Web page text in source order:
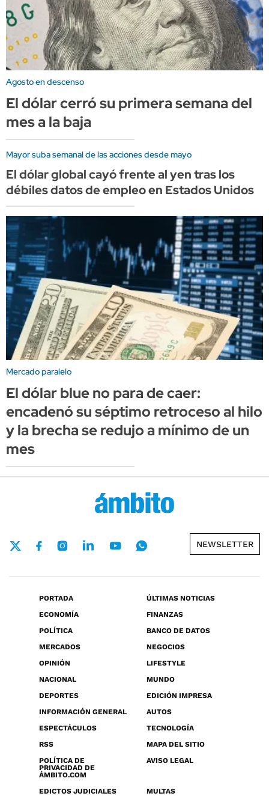
Agosto en descenso
El dólar cerró su primera semana del
mes a la baja
Mayor suba semanal de las acciones desde mayo
El dólar global cayó frente al yen tras los
débiles datos de empleo en Estados Unidos
Mercado paralelo
El dólar blue no para de caer:
encadenó su séptimo retroceso al hilo
y la brecha se redujo a mínimo de un
mes
NEWSLETTER
PORTADA
ÚLTIMAS NOTICIAS
ECONOMÍA
FINANZAS
POLÍTICA
BANCO DE DATOS
MERCADOS
NEGOCIOS
OPINIÓN
LIFESTYLE
NACIONAL
MUNDO
DEPORTES
EDICIÓN IMPRESA
INFORMACIÓN GENERAL
AUTOS
ESPECTÁCULOS
TECNOLOGÍA
RSS
MAPA DEL SITIO
POLÍTICA DE
PRIVACIDAD DE
ÁMBITO.COM
AVISO LEGAL
EDICTOS JUDICIALES
MULTAS